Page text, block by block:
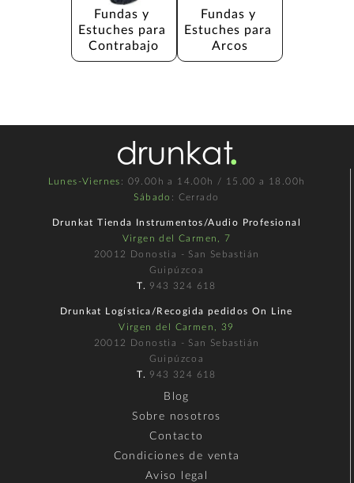
Fundas y
Estuches para
Contrabajo
Fundas y
Estuches para
Arcos
Lunes-Viernes : 09.00h a 14.00h / 15.00 a 18.00h
Sábado : Cerrado
Drunkat Tienda Instrumentos/Audio Profesional
Virgen del Carmen, 7
20012 Donostia - San Sebastián
Guipúzcoa
T. 943 324 618
Drunkat Logística/Recogida pedidos On Line
Virgen del Carmen, 39
20012 Donostia - San Sebastián
Guipúzcoa
T. 943 324 618
Blog
Sobre nosotros
Contacto
Condiciones de venta
Aviso legal